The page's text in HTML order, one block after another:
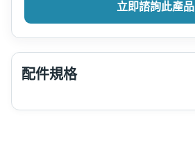
立即諮詢此產品
配件規格